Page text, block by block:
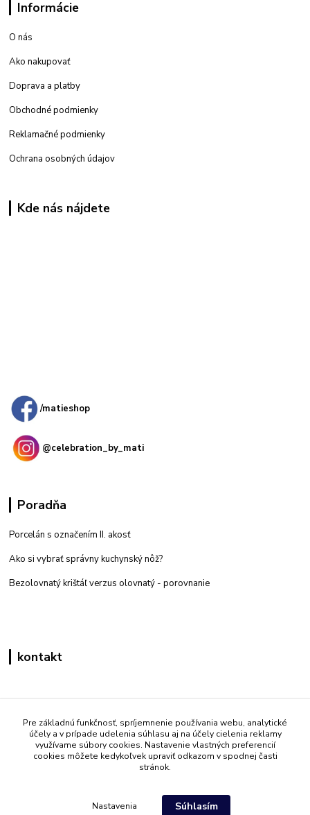
Informácie
O nás
Ako nakupovať
Doprava a platby
Obchodné podmienky
Reklamačné podmienky
Ochrana osobných údajov
Kde nás nájdete
/matieshop
@celebration_by_mati
Poradňa
Porcelán s označením II. akosť
Ako si vybrať správny kuchynský nôž?
Bezolovnatý krištáľ verzus olovnatý - porovnanie
kontakt
+421 908 861 051
(Po - Pia 7:30-15:30)
info@mati.sk
Pre základnú funkčnosť, spríjemnenie používania webu, analytické
účely a v prípade udelenia súhlasu aj na účely cielenia reklamy
využívame súbory cookies. Nastavenie vlastných preferencií
cookies môžete kedykoľvek upraviť odkazom v spodnej časti
stránok.
Nastavenia Súhlasím